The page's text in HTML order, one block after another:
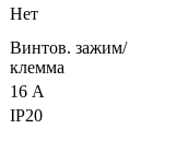
Нет
Винтов. зажим/
клемма
16 А
IP20